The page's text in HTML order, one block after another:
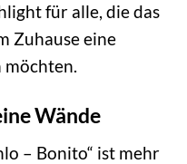
für alle, die das
Zuhause eine
Wände
– Bonito“ ist mehr